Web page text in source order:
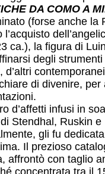
DA COMO A
(forse anche la
ca.), la figura di
degli
d’altri
di divenire, per
d’affetti infusi in
Stendhal, Ruskin e
gli fu
Il prezioso
affrontò con taglio
concentrata tra il